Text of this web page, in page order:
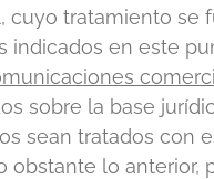
cuyo tratamiento se
indicados en este
sobre la base
sean tratados con
obstante lo